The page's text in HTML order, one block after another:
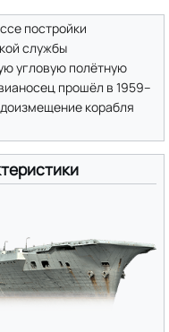
постройки
службы
угловую полётную
прошёл в 1959–
корабля